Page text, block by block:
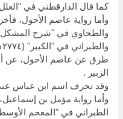
كما قال الدارقطني في "العلل" ٤/
طرق عن عاصم الأحول، عن
الزبير .
وقد تحرف اسم ابن عباس
وأما رواية مؤمل بن